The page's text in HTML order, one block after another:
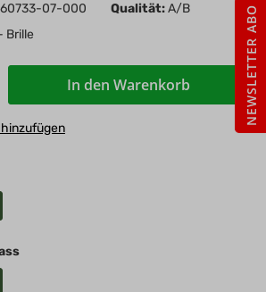
07-000 Qualität:A/B
Brille
In den Warenkorb NEWSLETTER ABO